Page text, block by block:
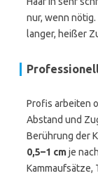
nur, wenn
langer, heißer
Profis arbeiten
Abstand und
Berührung der
0,5–1 cmje
Kammaufsätze,